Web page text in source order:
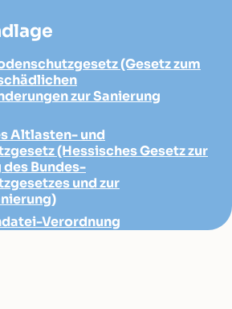
(Gesetz zum
zur Sanierung
Altlasten- und
(Hessisches Gesetz zur
Bundes-
und zur
Verordnung